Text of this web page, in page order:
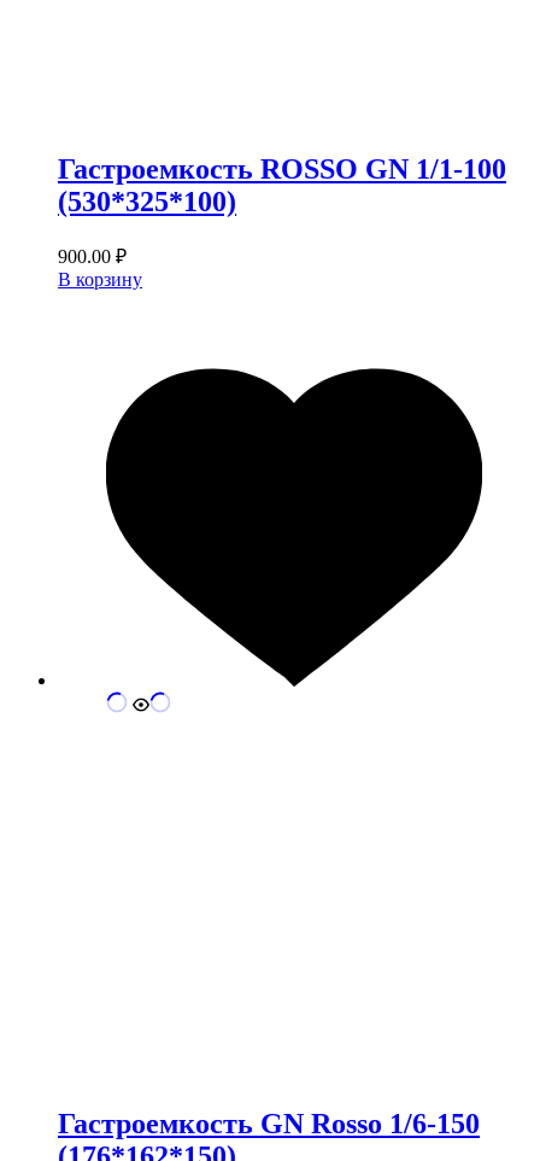
Гастроемкость ROSSO GN 1/1-100
(530*325*100)
900.00 ₽
В корзину
Гастроемкость GN Rosso 1/6-150